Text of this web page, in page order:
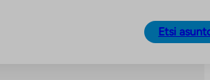
Etsi